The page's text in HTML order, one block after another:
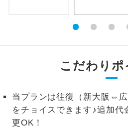
こだわりポ
当プランは往復（新大阪⇔
をチョイスできます♪追加代
更OK！
す。
全食事付き
全てのお食事
事の心配はい
お部屋食
お部屋にて
だけます。